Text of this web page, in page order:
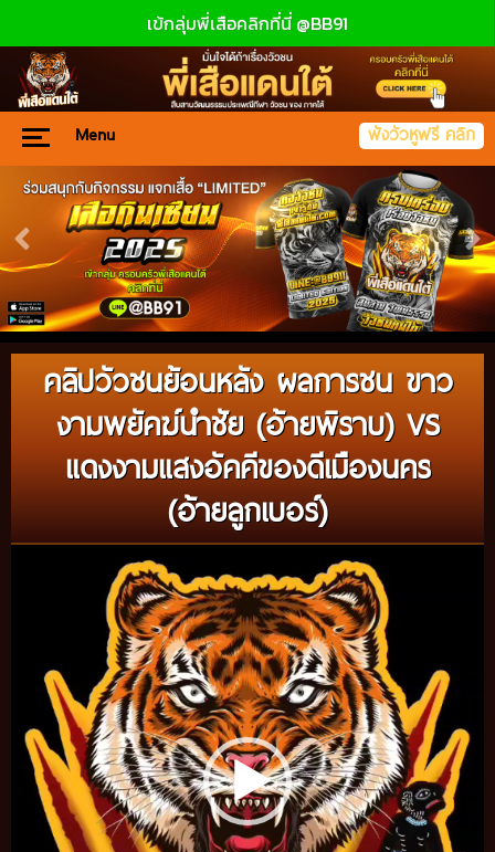
เข้กลุ่มพี่เสือคลิกที่นี่ @BB91
Menu ฟังวัวหูฟรี คลิก
คลิปวัวชนย้อนหลัง ผลการชน ขาว
งามพยัคฆ์นำชัย (อ้ายพิราบ) VS
แดงงามแสงอัคคีของดีเมืองนคร
(อ้ายลูกเบอร์)